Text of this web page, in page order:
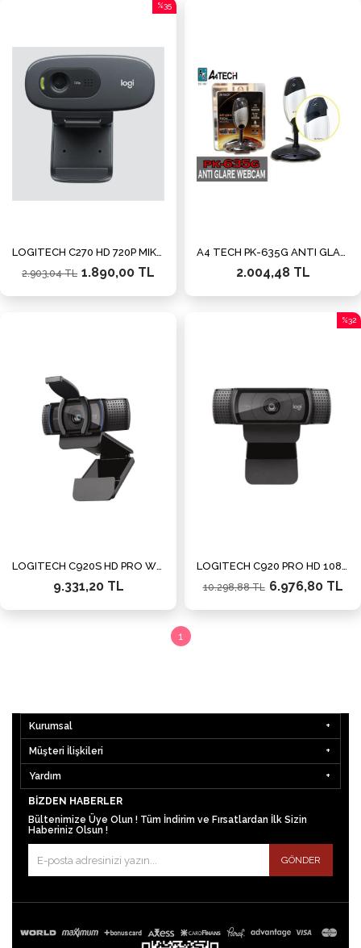
1.890,00 TL
2.903,04 TL
%35
2.004,48 TL
LOGITECH C920S HD PRO WEBCAM SİYAH 960-001252
9.331,20 TL
LOGITECH C920 PRO HD 1080P STEREO SES İLE WEBCAM SİYAH 960-001055
6.976,80 TL
10.298,88 TL
%32
1
Kurumsal
Müşteri İlişkileri
Yardım
BIZDEN HABERLER
Bültenimize Üye Olun ! Tüm İndirim ve Fırsatlardan İlk Sizin
Haberiniz Olsun !
GÖNDER